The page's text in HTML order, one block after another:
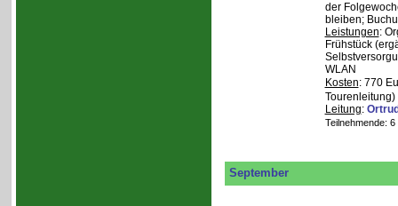
der
bleiben;
Leistungen:
Frühstück
WLAN
Kosten: 770
Tourenleitung)
Leitung:
Teilnehmende:
September